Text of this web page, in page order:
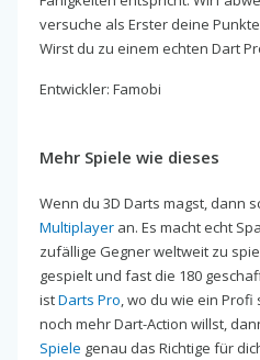
versuche als Erster deine
Wirst du zu einem echten Dart
Entwickler: Famobi
Mehr Spiele wie dieses
Wenn du 3D Darts magst, dann
Multiplayer an. Es macht echt
zufällige Gegner weltweit zu
gespielt und fast die 180
istDarts Pro, wo du wie ein
noch mehr Dart-Action willst,
Spiele genau das Richtige für